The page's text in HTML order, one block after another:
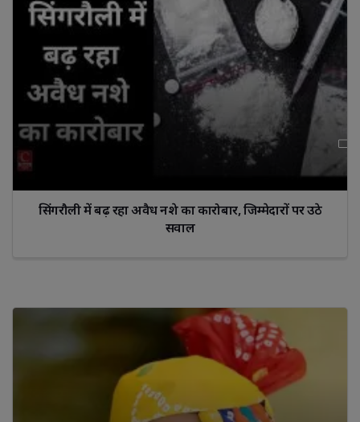
सिंगरौली में बढ़ रहा अवैध नशे का कारोबार, जिम्मेदारों पर उठे
सवाल